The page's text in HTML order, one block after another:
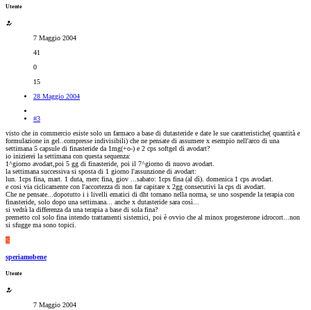
Utente
7 Maggio 2004
41
0
15
28 Maggio 2004
#3
visto che in commercio esiste solo un farmaco a base di dutasteride e date le sue caratteristiche( quantità e
formulazione in gel..compresse indivisibili) che ne pensate di assumere x esempio nell'arco di una
settimana 5 capsule di finasteride da 1mg(+o-) e 2 cps softgel di avodart?
io inizierei la settimana con questa sequenza:
1^giorno avodart,poi 5 gg di finasteride, poi il 7^giorno di nuovo avodart.
la settimana successiva si sposta di 1 giorno l'assunzione di avodart:
lun. 1cps fina, mart. 1 duta, merc fina, giov ...sabato: 1cps fina (al dì). domenica 1 cps avodart.
e cosi via ciclicamente con l'accortezza di non far capitare x 2gg consecutivi la cps di avodart.
Che ne pensate...dopotutto i i livelli ematici di dht tornano nella norma, se uno sospende la terapia con
finasteride, solo dopo una settimana... anche x dutasteride sara così...
si vedrà la differenza da una terapia a base di sola fina?
premetto col solo fina intendo trattamenti sistemici, poi è ovvio che al minox progesterone idrocort...non
si sfugge ma sono topici.
S
speriamobene
Utente
7 Maggio 2004